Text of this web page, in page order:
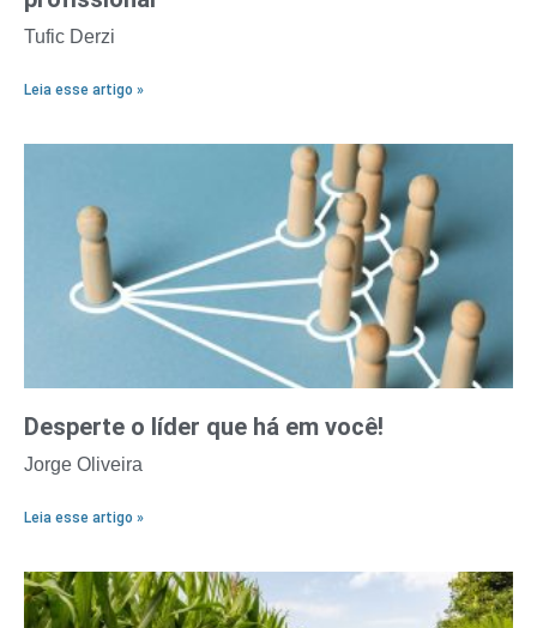
Tufic Derzi
Leia esse artigo »
Desperte o líder que há em você!
Jorge Oliveira
Leia esse artigo »